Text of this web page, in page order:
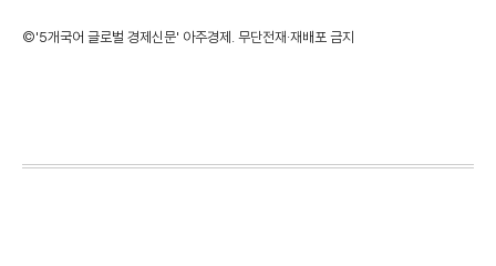
©'5개국어 글로벌 경제신문' 아주경제. 무단전재·재배포 금지